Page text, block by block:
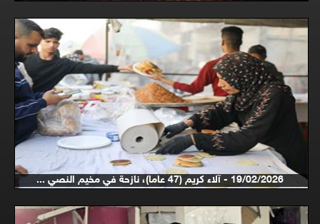
19/02/2026 - آلاء كريم (47 عاما)، نازحة في مخيم النصي ...